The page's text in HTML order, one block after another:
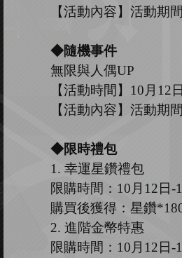
【活動內容】活動期
◆隨機事件
無限與人偶UP
【活動時間】 10 月 12日
【活動內容】活動期間
◆限時禮包
1. 幸運星鑽禮包
限購時間： 10 月 12日-
購買後獲得：星鑽
2. 進階金幣特惠
限購時間： 10 月 12日-